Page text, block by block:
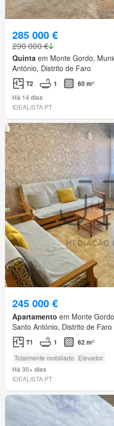
285 000 €
290 000 €
Quinta em Monte Gordo,
António, Distrito de Faro
T2 1
60 m²
Há 14 dias
IDEALISTA.PT
245 000 €
Apartamento em Monte
Santo António, Distrito de Faro
T1 1 62 m²
Totalmente mobiliado Elevador
Há 30+ dias
IDEALISTA.PT